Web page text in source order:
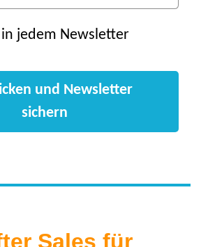
jedem Newsletter
und Newsletter
sichern
Sales für